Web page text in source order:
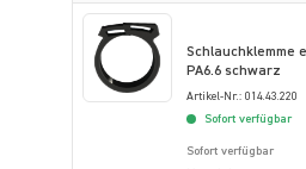
Schlauchklemme
PA6.6 schwarz
Artikel-Nr.: 014.43.220
Sofort verfügbar
Sofort verfügbar